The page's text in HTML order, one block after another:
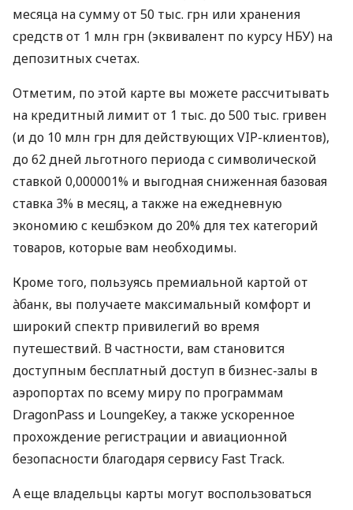
месяца на сумму от 50 тыс. грн или хранения
средств от 1 млн грн (эквивалент по курсу НБУ) на
депозитных счетах.
Отметим, по этой карте вы можете рассчитывать
на кредитный лимит от 1 тыс. до 500 тыс. гривен
(и до 10 млн грн для действующих VIP-клиентов),
до 62 дней льготного периода с символической
ставкой 0,000001% и выгодная сниженная базовая
ставка 3% в месяц, а также на ежедневную
экономию с кешбэком до 20% для тех категорий
товаров, которые вам необходимы.
Кроме того, пользуясь премиальной картой от
àбанк, вы получаете максимальный комфорт и
широкий спектр привилегий во время
путешествий. В частности, вам становится
доступным бесплатный доступ в бизнес-залы в
аэропортах по всему миру по программам
DragonPass и LoungeKey, а также ускоренное
прохождение регистрации и авиационной
безопасности благодаря сервису Fast Track.
А еще владельцы карты могут воспользоваться